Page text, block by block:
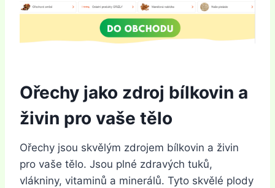
Ořechy jako zdroj bílkovin a
živin pro vaše tělo
Ořechy jsou skvělým zdrojem bílkovin a živin
pro vaše tělo. Jsou plné zdravých tuků,
vlákniny, vitaminů a minerálů. Tyto skvělé plody